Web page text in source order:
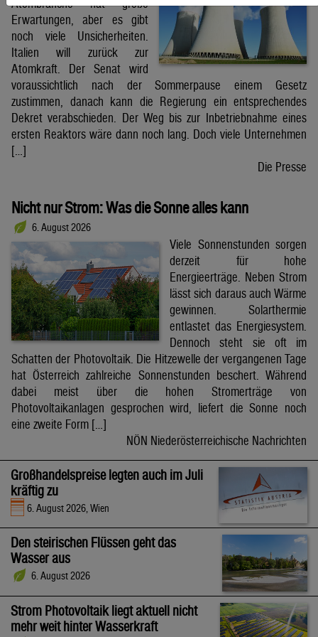
Atombranche hat große
Erwartungen, aber es gibt
noch viele Unsicherheiten.
Italien will zurück zur
Atomkraft. Der Senat wird
voraussichtlich nach der Sommerpause einem Gesetz
zustimmen, danach kann die Regierung ein entsprechendes
Dekret verabschieden. Der Weg bis zur Inbetriebnahme eines
ersten Reaktors wäre dann noch lang. Doch viele Unternehmen
[…]
Die Presse
Nicht nur Strom: Was die Sonne alles kann
6. August 2026
Viele Sonnenstunden sorgen
derzeit für hohe
Energieerträge. Neben Strom
lässt sich daraus auch Wärme
gewinnen. Solarthermie
entlastet das Energiesystem.
Dennoch steht sie oft im
Schatten der Photovoltaik. Die Hitzewelle der vergangenen Tage
hat Österreich zahlreiche Sonnenstunden beschert. Während
dabei meist über die hohen Stromerträge von
Photovoltaikanlagen gesprochen wird, liefert die Sonne noch
eine zweite Form […]
NÖN Niederösterreichische Nachrichten
Großhandelspreise legten auch im Juli
kräftig zu
6. August 2026, Wien
Den steirischen Flüssen geht das
Wasser aus
6. August 2026
Strom Photovoltaik liegt aktuell nicht
mehr weit hinter Wasserkraft